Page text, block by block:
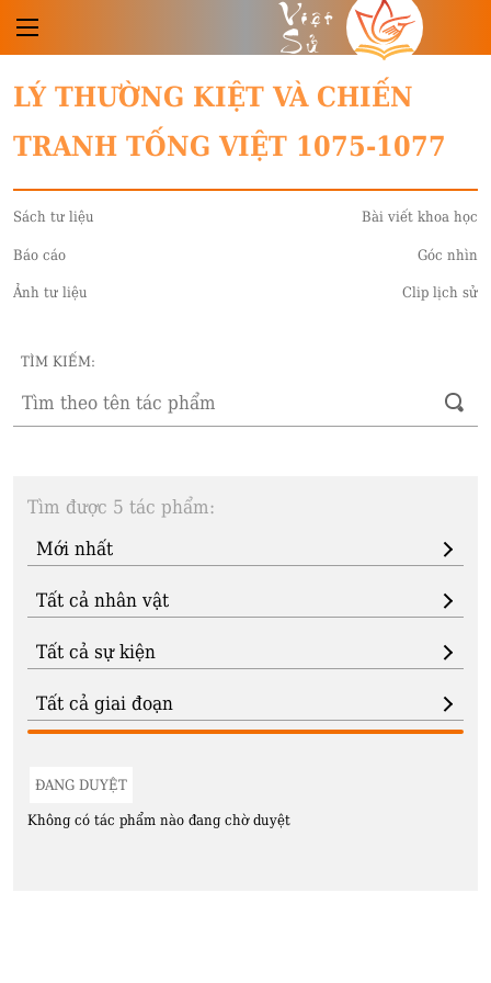
Việt
Sử
LÝ THƯỜNG KIỆT VÀ CHIẾN
TRANH TỐNG VIỆT 1075-1077
Sách tư liệu Bài viết khoa học
Báo cáo Góc nhìn
Ảnh tư liệu Clip lịch sử
TÌM KIẾM:
Tìm được 5 tác phẩm:
ĐANG DUYỆT
Không có tác phẩm nào đang chờ duyệt